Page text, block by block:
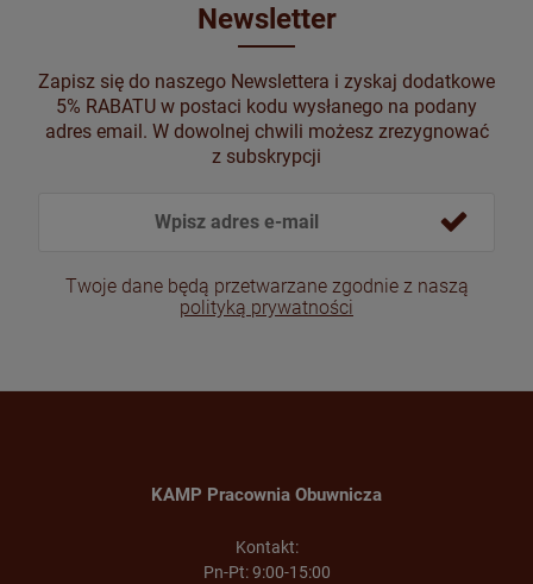
Newsletter
Zapisz się do naszego Newslettera i zyskaj dodatkowe
5% RABATU w postaci kodu wysłanego na podany
adres email. W dowolnej chwili możesz zrezygnować
z subskrypcji
Twoje dane będą przetwarzane zgodnie z naszą
polityką prywatności
KAMP Pracownia Obuwnicza
Kontakt:
Pn-Pt: 9:00-15:00